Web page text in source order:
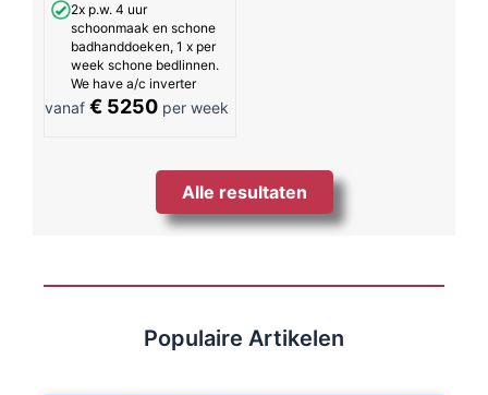
2x p.w. 4 uur
schoonmaak en schone
badhanddoeken, 1 x per
week schone bedlinnen.
We have a/c inverter
vanaf € 5250 per week
Alle resultaten
Populaire Artikelen